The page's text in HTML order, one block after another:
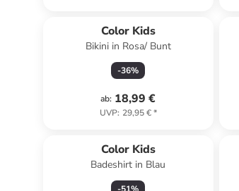
Color Kids
Bikini in Rosa/ Bunt
-36%
ab: 18,99 €
UVP: 29,95 €*
Color Kids
Badeshirt in Blau